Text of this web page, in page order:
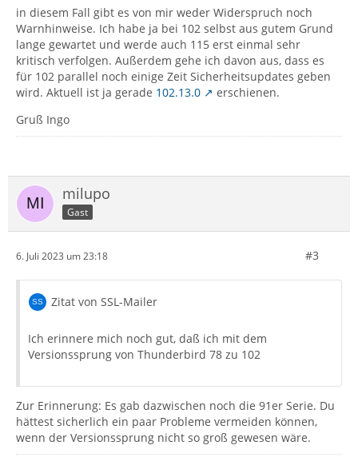
in diesem Fall gibt es von mir weder Widerspruch noch
Warnhinweise. Ich habe ja bei 102 selbst aus gutem Grund
lange gewartet und werde auch 115 erst einmal sehr
kritisch verfolgen. Außerdem gehe ich davon aus, dass es
für 102 parallel noch einige Zeit Sicherheitsupdates geben
wird. Aktuell ist ja gerade 102.13.0
erschienen.
Gruß Ingo
milupo
Gast
6. Juli 2023 um 23:18 #3
Zitat von SSL-Mailer
Ich erinnere mich noch gut, daß ich mit dem
Versionssprung von Thunderbird 78 zu 102
Zur Erinnerung: Es gab dazwischen noch die 91er Serie. Du
hättest sicherlich ein paar Probleme vermeiden können,
wenn der Versionssprung nicht so groß gewesen wäre.